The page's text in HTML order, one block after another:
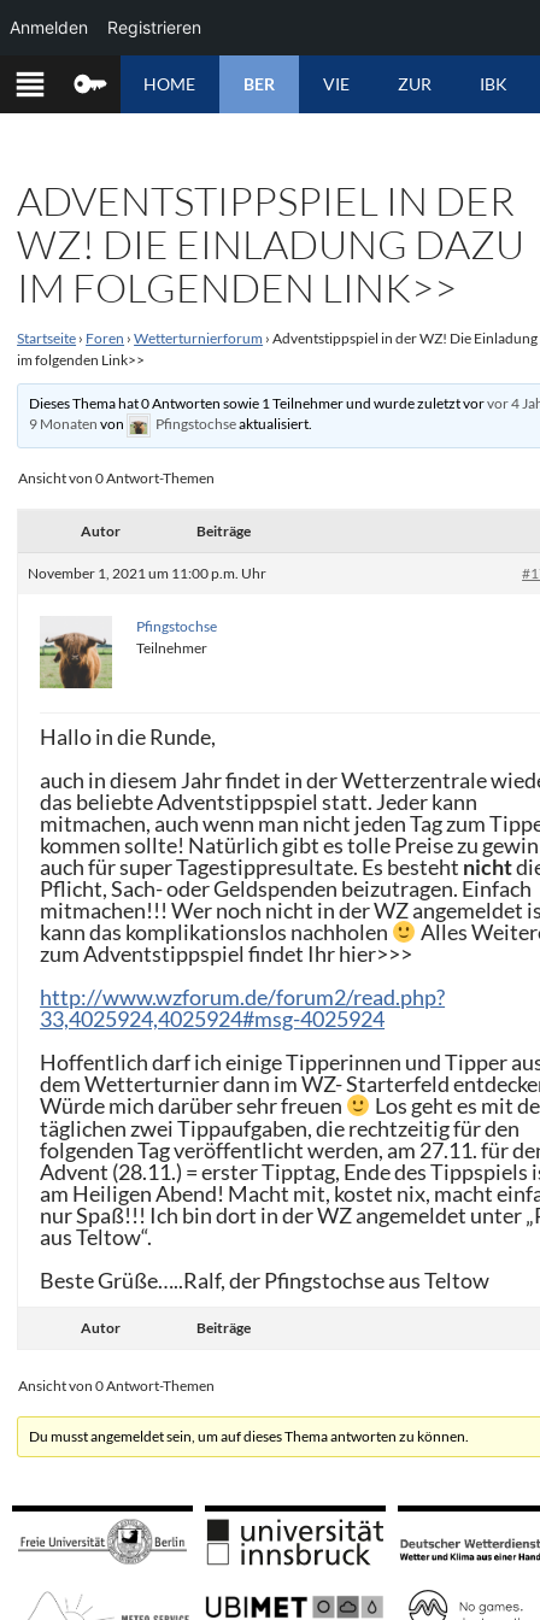
ZUM
INHALT
HOME BER VIE ZUR IBK
ADVENTSTIPPSPIEL IN DER
WZ! DIE EINLADUNG DAZU
IM FOLGENDEN LINK>>
Startseite › Foren › Wetterturnierforum › Adventstippspiel in der WZ! Die
im folgenden Link>>
Dieses Thema hat 0 Antworten sowie 1 Teilnehmer und wurde zuletzt vorvor 4
9 Monaten von Pfingstochseaktualisiert.
Ansicht von 0 Antwort-Themen
Autor Beiträge
November 1, 2021 um 11:00 p.m. Uhr
Pfingstochse
Teilnehmer
Hallo in die Runde,
auch in diesem Jahr findet in der Wetterzentrale
das beliebte Adventstippspiel statt. Jeder kann
mitmachen, auch wenn man nicht jeden Tag zum
kommen sollte! Natürlich gibt es tolle Preise zu
auch für super Tagestippresultate. Es besteht nicht
Pflicht, Sach- oder Geldspenden beizutragen. Einfach
mitmachen!!! Wer noch nicht in der WZ angemeldet
kann das komplikationslos nachholen
Alles
zum Adventstippspiel findet Ihr hier>>>
http://www.wzforum.de/forum2/read.php?
33,4025924,4025924#msg-4025924
Hoffentlich darf ich einige Tipperinnen und Tipper
dem Wetterturnier dann im WZ- Starterfeld
Würde mich darüber sehr freuen
Los geht es mit
täglichen zwei Tippaufgaben, die rechtzeitig für den
folgenden Tag veröffentlicht werden, am 27.11. für
Advent (28.11.) = erster Tipptag, Ende des Tippspiels
am Heiligen Abend! Macht mit, kostet nix, macht
nur Spaß!!! Ich bin dort in der WZ angemeldet unter
aus Teltow“.
Beste Grüße…..Ralf, der Pfingstochse aus Teltow
Autor Beiträge
Ansicht von 0 Antwort-Themen
Du musst angemeldet sein, um auf dieses Thema antworten zu können.
Anmelden Registrieren